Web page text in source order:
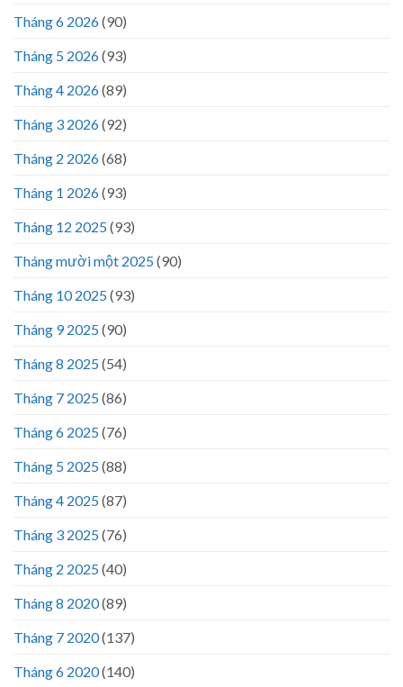
Tháng 6 2026(90)
Tháng 5 2026(93)
Tháng 4 2026(89)
Tháng 3 2026(92)
Tháng 2 2026(68)
Tháng 1 2026(93)
Tháng 12 2025(93)
Tháng mười một 2025(90)
Tháng 10 2025(93)
Tháng 9 2025(90)
Tháng 8 2025(54)
Tháng 7 2025(86)
Tháng 6 2025(76)
Tháng 5 2025(88)
Tháng 4 2025(87)
Tháng 3 2025(76)
Tháng 2 2025(40)
Tháng 8 2020(89)
Tháng 7 2020(137)
Tháng 6 2020(140)